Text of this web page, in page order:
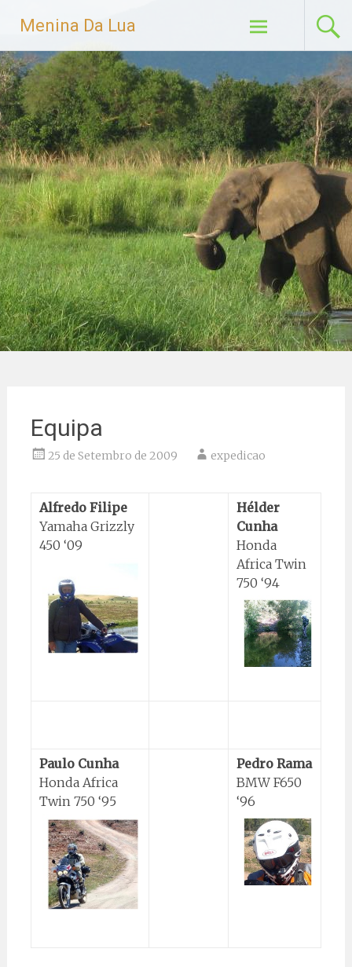
Menina Da Lua
Skip to content
Equipa
25 de Setembro de 2009 expedicao
Alfredo Filipe
Yamaha Grizzly
450 ‘09
Hélder
Cunha
Honda
Africa Twin
750 ‘94
Paulo Cunha
Honda Africa
Twin 750 ‘95
Pedro Rama
BMW F650
‘96